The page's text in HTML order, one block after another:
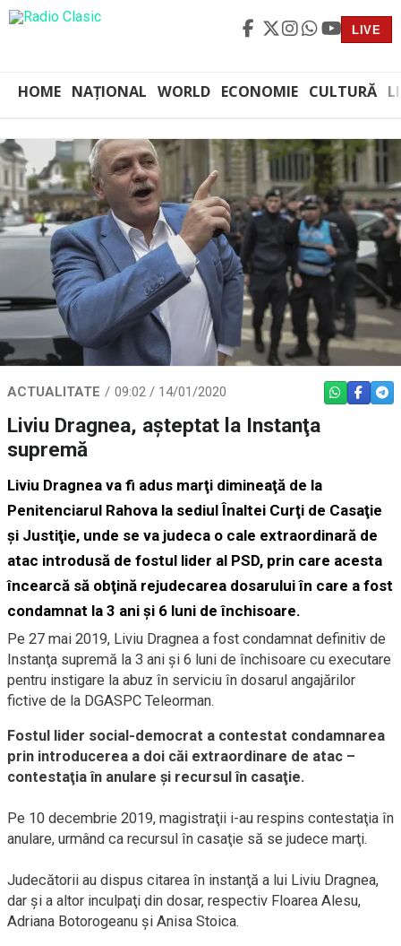
LIVE
HOME NAȚIONAL WORLD ECONOMIE CULTURĂ
ACTUALITATE 09:02 / 14/01/2020 WHATSAPP
Liviu Dragnea, aşteptat la Instanţa
supremă
Liviu Dragnea va fi adus marţi dimineaţă de la
Penitenciarul Rahova la sediul Înaltei Curţi de Casaţie
şi Justiţie, unde se va judeca o cale extraordinară de
atac introdusă de fostul lider al PSD, prin care acesta
încearcă să obţină rejudecarea dosarului în care a fost
condamnat la 3 ani şi 6 luni de închisoare.
Pe 27 mai 2019, Liviu Dragnea a fost condamnat definitiv de
Instanţa supremă la 3 ani şi 6 luni de închisoare cu executare
pentru instigare la abuz în serviciu în dosarul angajărilor
fictive de la DGASPC Teleorman.
Fostul lider social-democrat a contestat condamnarea
prin introducerea a doi căi extraordinare de atac –
contestaţia în anulare şi recursul în casaţie.
Pe 10 decembrie 2019, magistraţii i-au respins contestaţia în
anulare, urmând ca recursul în casaţie să se judece marţi.
Judecătorii au dispus citarea în instanţă a lui Liviu Dragnea,
dar şi a altor inculpaţi din dosar, respectiv Floarea Alesu,
Adriana Botorogeanu şi Anisa Stoica.